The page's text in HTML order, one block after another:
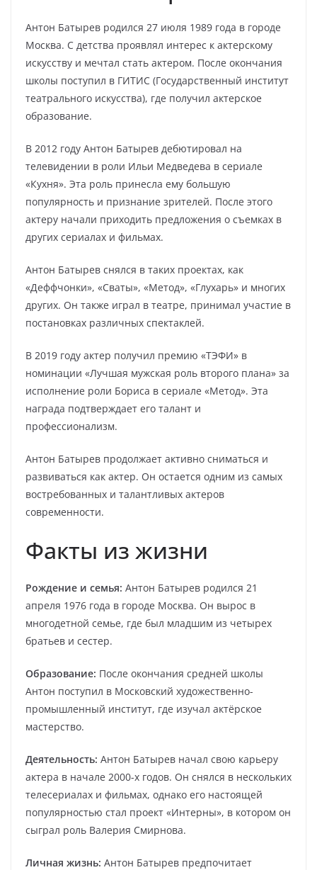
Антон Батырев родился 27 июля 1989 года в городе
Москва. С детства проявлял интерес к актерскому
искусству и мечтал стать актером. После окончания
школы поступил в ГИТИС (Государственный институт
театрального искусства), где получил актерское
образование.
В 2012 году Антон Батырев дебютировал на
телевидении в роли Ильи Медведева в сериале
«Кухня». Эта роль принесла ему большую
популярность и признание зрителей. После этого
актеру начали приходить предложения о съемках в
других сериалах и фильмах.
Антон Батырев снялся в таких проектах, как
«Деффчонки», «Сваты», «Метод», «Глухарь» и многих
других. Он также играл в театре, принимал участие в
постановках различных спектаклей.
В 2019 году актер получил премию «ТЭФИ» в
номинации «Лучшая мужская роль второго плана» за
исполнение роли Бориса в сериале «Метод». Эта
награда подтверждает его талант и
профессионализм.
Антон Батырев продолжает активно сниматься и
развиваться как актер. Он остается одним из самых
востребованных и талантливых актеров
современности.
Факты из жизни
Рождение и семья: Антон Батырев родился 21
апреля 1976 года в городе Москва. Он вырос в
многодетной семье, где был младшим из четырех
братьев и сестер.
Образование: После окончания средней школы
Антон поступил в Московский художественно-
промышленный институт, где изучал актёрское
мастерство.
Деятельность: Антон Батырев начал свою карьеру
актера в начале 2000-х годов. Он снялся в нескольких
телесериалах и фильмах, однако его настоящей
популярностью стал проект «Интерны», в котором он
сыграл роль Валерия Смирнова.
Личная жизнь: Антон Батырев предпочитает